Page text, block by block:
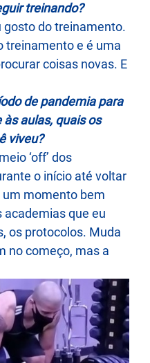
treinando?
gosto do treinamento.
treinamento e é uma
coisas novas. E
de pandemia para
aulas, quais os
viveu?
‘off’ dos
o início até voltar
um momento bem
academias que eu
os protocolos. Muda
no começo, mas a